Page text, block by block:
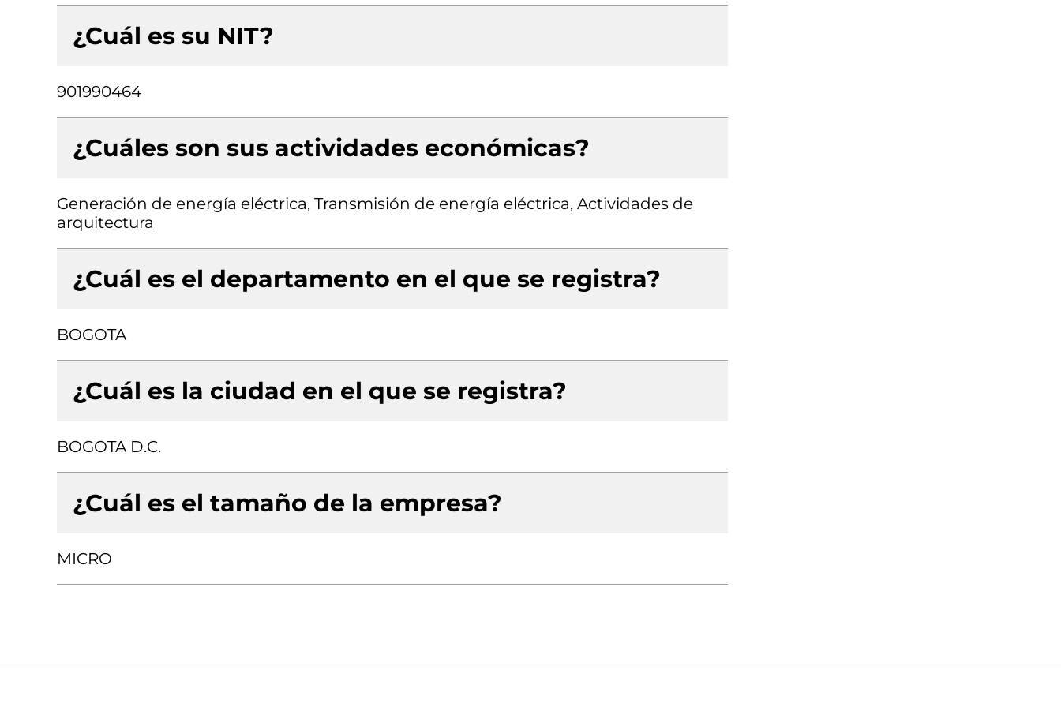
¿Cuál es su NIT?
901990464
¿Cuáles son sus actividades económicas?
Generación de energía eléctrica, Transmisión de energía eléctrica, Actividades de
arquitectura
¿Cuál es el departamento en el que se registra?
BOGOTA
¿Cuál es la ciudad en el que se registra?
BOGOTA D.C.
¿Cuál es el tamaño de la empresa?
MICRO